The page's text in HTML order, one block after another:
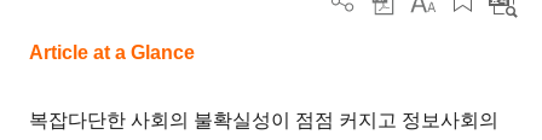
Article at a Glance
복잡다단한 사회의 불확실성이 점점 커지고 정보사회의